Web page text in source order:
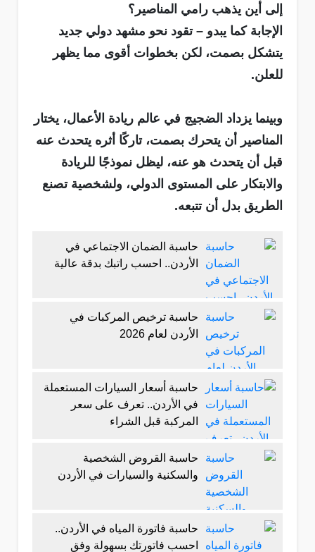
إلى أين يذهب رامي المناصير؟
الإجابة كما يبدو – تقود نحو مشهد دولي جديد
يتشكل بصمت، لكن بخطوات أقوى مما يظهر
للعلن.
وبينما يزداد الضجيج في عالم ريادة الأعمال، يختار
المناصير أن يتحرك بصمت، تاركًا أثره يتحدث عنه
قبل أن يتحدث هو عنه، ليظل نموذجًا للريادة
والابتكار على المستوى الدولي، ولشخصية تصنع
الطريق بدل أن تتبعه.
حاسبة الضمان الاجتماعي في
الأردن.. احسب راتبك بدقة عالية
حاسبة ترخيص المركبات في
الأردن لعام 2026
حاسبة أسعار السيارات المستعملة
في الأردن.. تعرف على سعر
المركبة قبل الشراء
حاسبة القروض الشخصية
والسكنية والسيارات في الأردن
حاسبة فاتورة المياه في الأردن..
احسب فاتورتك بسهولة وفق